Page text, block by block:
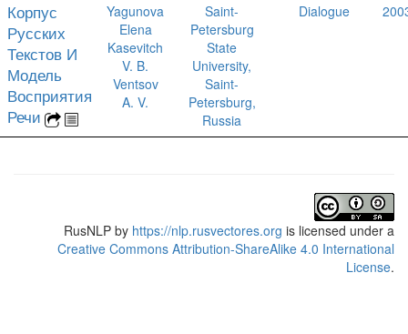
Корпус
Русских
Текстов И
Модель
Восприятия
Речи
Yagunova
Elena
Kasevitch
V. B.
Ventsov
A. V.
Saint-
Petersburg
State
University,
Saint-
Petersburg,
Russia
Dialogue
RusNLP by https://nlp.rusvectores.org is licensed under a
Creative Commons Attribution-ShareAlike 4.0 International
License.